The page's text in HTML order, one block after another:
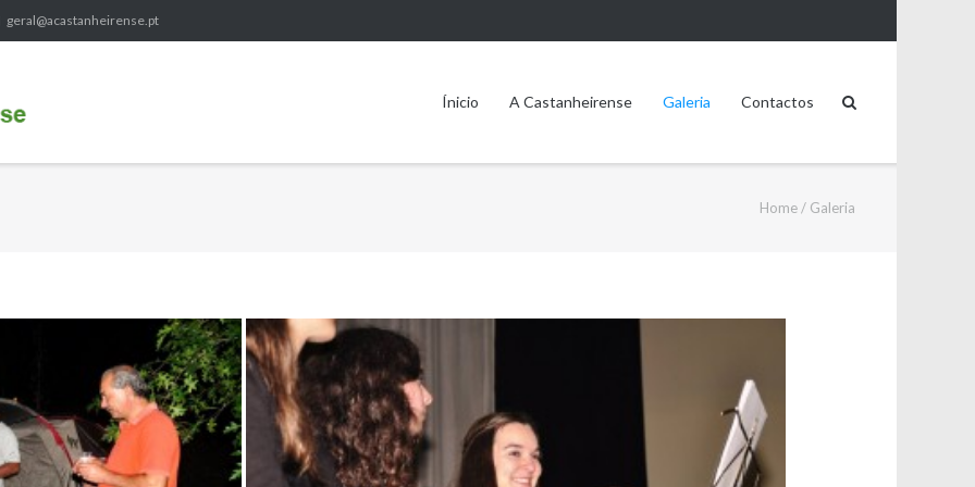
geral@acastanheirense.pt
Ínicio A Castanheirense Galeria Contactos
Home / Galeria